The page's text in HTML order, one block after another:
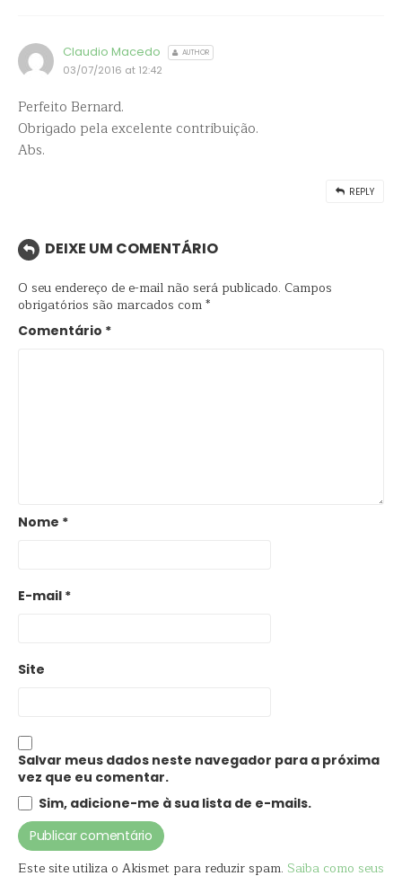
Claudio Macedo AUTHOR
03/07/2016 at 12:42
Perfeito Bernard.
Obrigado pela excelente contribuição.
Abs.
REPLY
DEIXE UM COMENTÁRIO
O seu endereço de e-mail não será publicado. Campos
obrigatórios são marcados com*
Comentário *
Nome *
E-mail *
Site
Salvar meus dados neste navegador para a próxima
vez que eu comentar.
Sim, adicione-me à sua lista de e-mails.
Este site utiliza o Akismet para reduzir spam. Saiba como seus